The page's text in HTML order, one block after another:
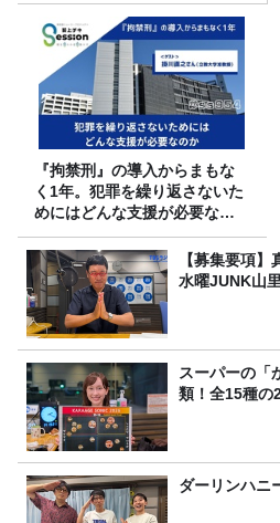
『拘禁刑』の導入からまもな
く1年。犯罪を繰り返さないた
めにはどんな支援が必要なの
か
【募集要項
水曜JUNK山
スーパーの「
類！全15種の
ダーリンハニ